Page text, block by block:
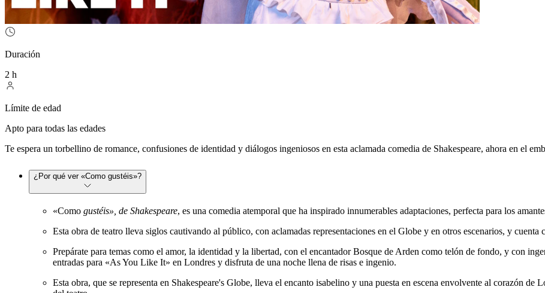
Duración
2 h
Límite de edad
Apto para todas las edades
Te espera un torbellino de romance, confusiones de identidad y diálogos ingeniosos en esta aclamada comedia de Shakespeare, ahora en el
¿Por qué ver «Como gustéis»?
«Como gustéis», de Shakespeare, es una comedia atemporal que ha inspirado innumerables adaptaciones, perfecta para los
Esta obra de teatro lleva siglos cautivando al público, con aclamadas representaciones en el Globe y en otros escenarios, y cuenta
Prepárate para temas como el amor, la identidad y la libertad, con el encantador Bosque de Arden como telón de fondo, y con
entradas para «As You Like It» en Londres y disfruta de una noche llena de risas e ingenio.
Esta obra, que se representa en Shakespeare's Globe, lleva el encanto isabelino y una puesta en escena envolvente al corazón